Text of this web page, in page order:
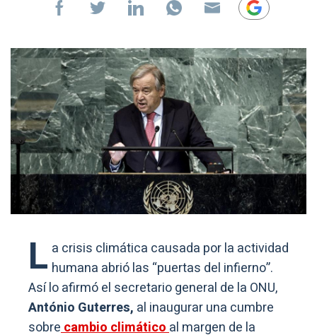
L a crisis climática causada por la actividad
humana abrió las “puertas del infierno”.
Así lo afirmó el secretario general de la ONU,
António Guterres, al inaugurar una cumbre
sobrecambio climáticoal margen de la